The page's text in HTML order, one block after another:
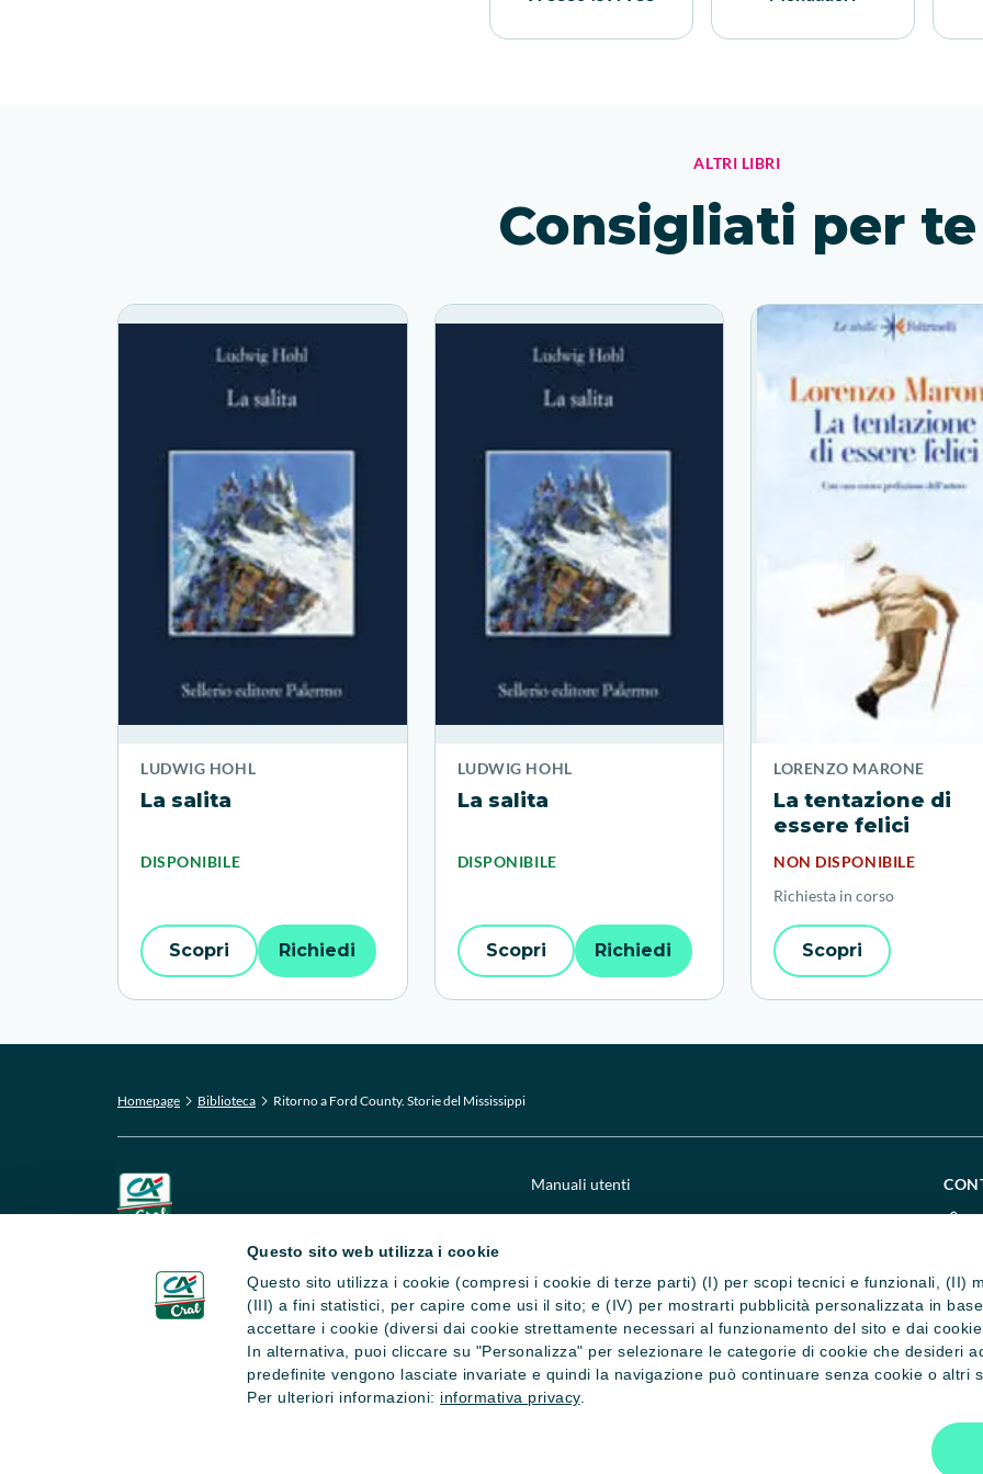
Questo sito web utilizza i cookie
Questo sito utilizza i cookie (compresi i cookie di terze parti) (I) per scopi tecnici e funzionali, (II)
(III) a fini statistici, per capire come usi il sito; e (IV) per mostrarti pubblicità personalizzata in
accettare i cookie (diversi dai cookie strettamente necessari al funzionamento del sito e dai
In alternativa, puoi cliccare su "Personalizza" per selezionare le categorie di cookie che desideri
predefinite vengono lasciate invariate e quindi la navigazione può continuare senza cookie o altri
Per ulteriori informazioni: informativa privacy.
ALTRI LIBRI
Consigliati per te
LUDWIG HOHL
La salita
DISPONIBILE
Scopri Richiedi
LUDWIG HOHL
La salita
DISPONIBILE
Scopri Richiedi
LORENZO MARONE
La tentazione di
essere felici
NON DISPONIBILE
Richiesta in corso
Scopri
Homepage Biblioteca Ritorno a Ford County. Storie del Mississippi
Via La Spezia 138 - 43126 Parma
Manuali utenti
Chi siamo
Privacy e cookie policy
Credits